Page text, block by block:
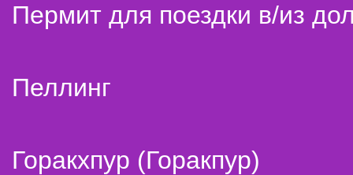
Пермит для поездки в/из
Пеллинг
Горакхпур (Горакпур)